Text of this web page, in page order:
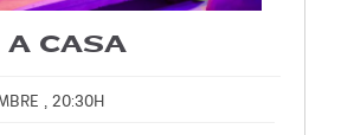
A CASA
, 20:30H